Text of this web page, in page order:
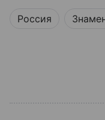
Россия